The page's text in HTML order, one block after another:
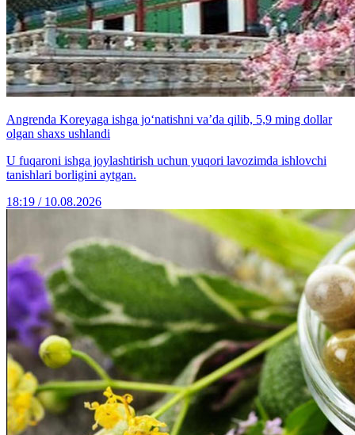
Angrenda Koreyaga ishga jo‘natishni va’da qilib, 5,9 ming dollar
olgan shaxs ushlandi
U fuqaroni ishga joylashtirish uchun yuqori lavozimda ishlovchi
tanishlari borligini aytgan.
18:19 / 10.08.2026